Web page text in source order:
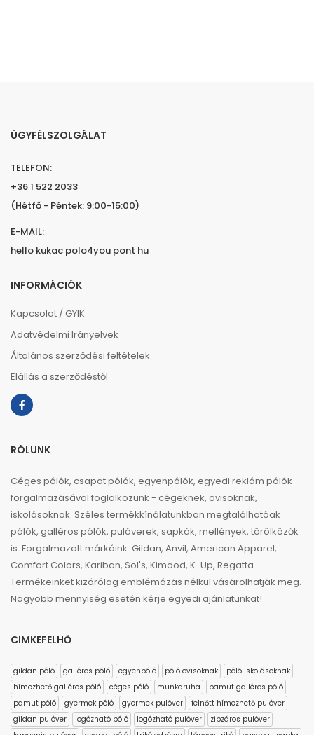
ÜGYFÉLSZOLGÁLAT
TELEFON:
+36 1 522 2033
(Hétfő - Péntek: 9:00-15:00)
E-MAIL:
hello kukac polo4you pont hu
INFORMÁCIÓK
Kapcsolat / GYIK
Adatvédelmi Irányelvek
Általános szerződési feltételek
Elállás a szerződéstől
RÓLUNK
Céges pólók, csapat pólók, egyenpólók, egyedi reklám pólók
forgalmazásával foglalkozunk - cégeknek, ovisoknak,
iskolásoknak. Széles termékkínálatunkban megtalálhatóak
pólók, galléros pólók, pulóverek, sapkák, mellények, törölközők
is. Forgalmazott márkáink: Gildan, Anvil, American Apparel,
Comfort Colors, Kariban, Sol's, Kimood, K-Up, Regatta.
Termékeinket kizárólag emblémázás nélkül vásárolhatják meg.
Nagyobb mennyiség esetén kérje egyedi ajánlatunkat!
CIMKEFELHŐ
gildan póló galléros póló egyenpóló póló ovisoknak
póló iskolásoknak
hímezhető galléros póló
céges póló munkaruha
pamut galléros póló
pamut póló
gyermek póló gyermek pulóver
felnőtt hímezhető pulóver
gildan pulóver
logózható póló logózható pulóver
zipzáros pulóver